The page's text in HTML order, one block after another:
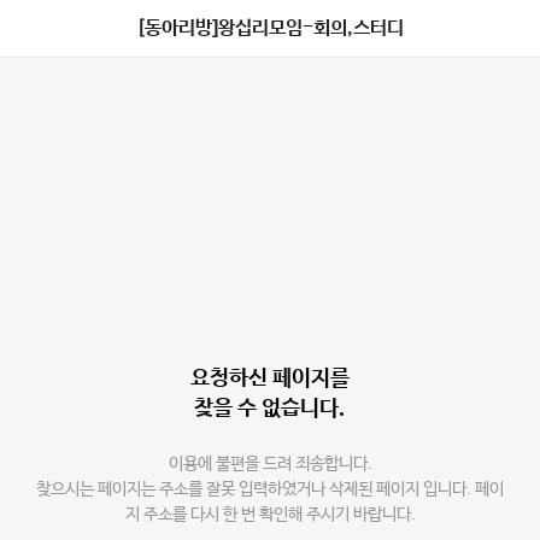
[동아리방]왕십리모임-회의,스터디
요청하신 페이지를
찾을 수 없습니다.
이용에 불편을 드려 죄송합니다.
찾으시는 페이지는 주소를 잘못 입력하였거나 삭제된 페이지 입니다. 페이
지 주소를 다시 한 번 확인해 주시기 바랍니다.